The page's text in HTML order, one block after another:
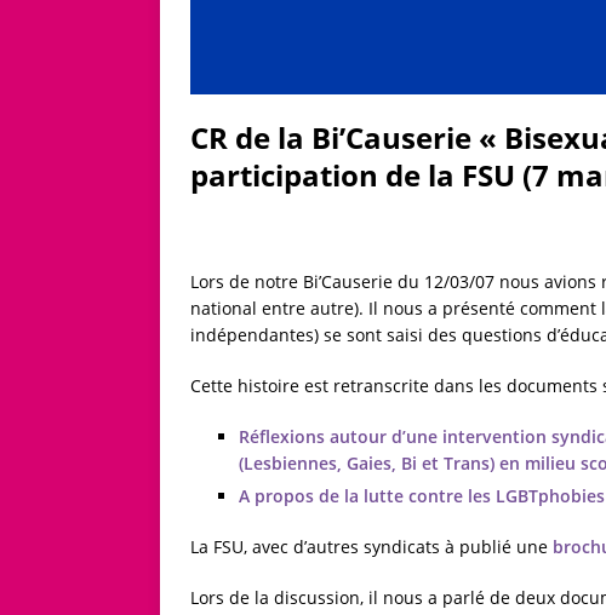
CR de la Bi’Causerie «
participation de la FSU (7
Lors de notre Bi’Causerie du 12/03/07 nous
national entre autre). Il nous a présenté comment
indépendantes) se sont saisi des questions
Cette histoire est retranscrite dans les documents
Réflexions autour d’une intervention
(Lesbiennes, Gaies, Bi et Trans) en milieu
A propos de la lutte contre les LGBTphobies
La FSU, avec d’autres syndicats à publié une
Lors de la discussion, il nous a parlé de deux